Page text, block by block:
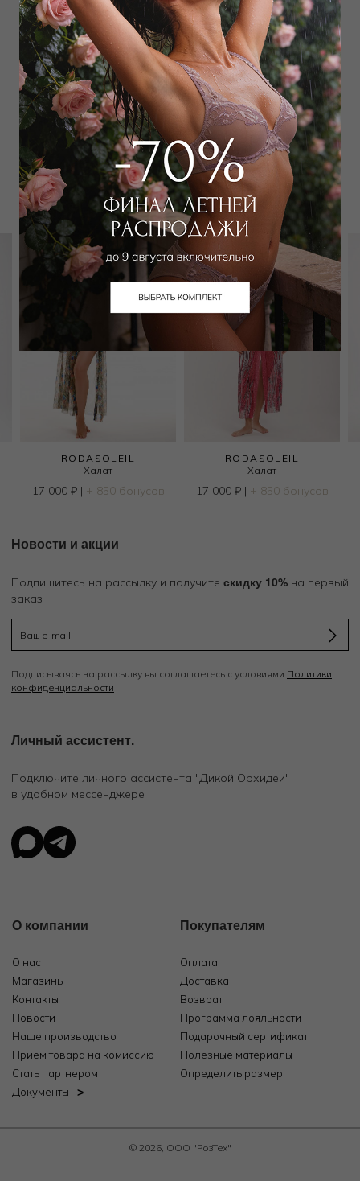
Добавить в избранное
Забронировать в магазине
Вам может подойти
RODASOLEIL
Халат
17 000 ₽| + 850 бонусов
RODASOLEIL
Халат
17 000 ₽| + 850 бонусов
Новости и акции
Подпишитесь на рассылку и получите скидку 10% на первый
заказ
Подписываясь на рассылку вы соглашаетесь с условиями Политики
конфиденциальности
Личный ассистент.
Подключите личного ассистента "Дикой Орхидеи"
в удобном мессенджере
О компании
О нас
Магазины
Контакты
Новости
Наше производство
Прием товара на комиссию
Стать партнером
Документы
Покупателям
Оплата
Доставка
Возврат
Программа лояльности
Подарочный сертификат
Полезные материалы
Определить размер
© 2026, ООО "РозТех"